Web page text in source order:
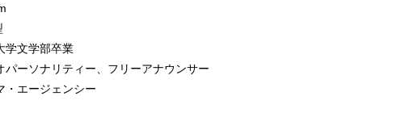
学文学部卒業
パーソナリティー、フリーアナウンサー
・エージェンシー